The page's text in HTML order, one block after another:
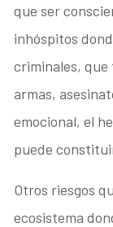
que ser
inhóspitos
criminales, que
armas,
emocional, el
puede
Otros riesgos
ecosistema